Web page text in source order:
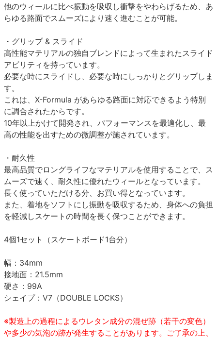
他のウィールに比べ振動を吸収し衝撃をやわらげるため、あ
らゆる路面でスムーズにより速く進むことが可能。
・グリップ & スライド
高性能マテリアルの独自ブレンドによって生まれたスライド
アビリティを持っています。
必要な時にスライドし、必要な時にしっかりとグリップしま
す。
これは、X-Formula があらゆる路面に対応できるよう特別
に調合されたからです。
10年以上かけて開発され、パフォーマンスを最適化し、最
高の性能を出すための微調整が施されています。
・耐久性
最高品質でロングライフなマテリアルを使用することで、ス
ムーズで速く、耐久性に優れたウィールとなっています。
長く使っていただける分、お買い得となっています。
また、着地をソフトにし振動を吸収するため、身体への負担
を軽減しスケートの時間を長く保つことができます。
4個1セット（スケートボード1台分）
幅：34mm
接地面：21.5mm
硬さ：99A
シェイプ：V7（DOUBLE LOCKS）
※製造上の過程によるウレタン成分の混ぜ跡（若干の変色）
や多少の気泡の跡が発生することがあります。ご了承の上、